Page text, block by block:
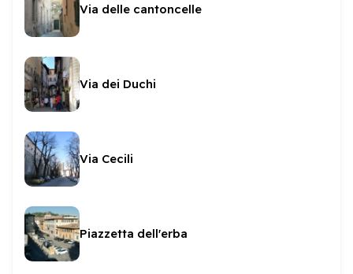
Via delle cantoncelle
Via dei Duchi
Via Cecili
Piazzetta dell'erba